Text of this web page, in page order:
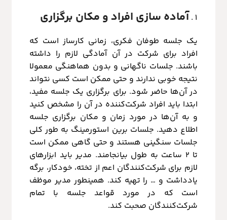
آماده سازی افراد و مکان برگزاری
یک جلسه طوفان فکری، زمانی کارساز است که
افراد برای شرکت در آن آمادگی لازم را داشته
باشند. جلسات ناگهانی و بدون هماهنگی معمولا
نتیجه خوبی ندارند و حتی ممکن است کسی نتواند
در آن‌ها حاضر شود. برای برگزاری یک جلسه مفید،
ابتدا باید افراد شرکت‌کننده در آن را مشخص کنید
و به آن‌ها در مورد زمان و مکان برگزاری جلسه
اطلاع دهید. جلسات برین استورمینگ به طور کلی
جلسات سنگینی هستند و حتی گاهی ممکن است
تا 2 ساعت به طول بیانجامند. مدیر باید ابزارهای
لازم برای شرکت‌کنندگان اعم از تخته، خودکار، برگه
یادداشت و … را تهیه کند. همینطور مدیر موظف
است که در مورد قواعد جلسه با تمام
شرکت‌کنندگان صحبت کند.